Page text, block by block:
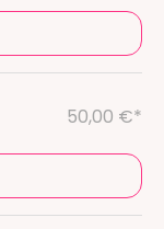
50,00 €*